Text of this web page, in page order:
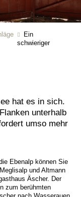
Ein
schwieriger
hat es in sich.
unterhalb
umso mehr
Ebenalp können Sie
und Altmann
Äscher. Der
zum berühmten